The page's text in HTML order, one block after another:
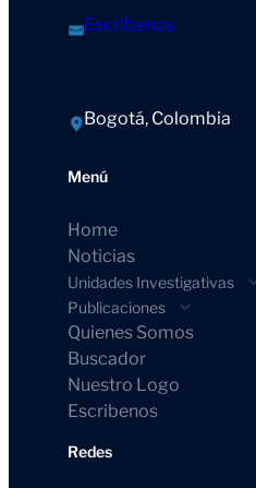
Escríbenos
Bogotá, Colombia
Menú
Home
Noticias
Unidades Investigativas
Publicaciones
Quienes Somos
Buscador
Nuestro Logo
Escribenos
Redes